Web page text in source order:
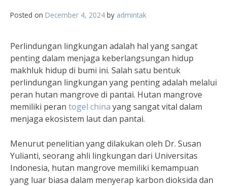
Posted on December 4, 2024 by admintak
Perlindungan lingkungan adalah hal yang sangat
penting dalam menjaga keberlangsungan hidup
makhluk hidup di bumi ini. Salah satu bentuk
perlindungan lingkungan yang penting adalah melalui
peran hutan mangrove di pantai. Hutan mangrove
memiliki peran togel china yang sangat vital dalam
menjaga ekosistem laut dan pantai.
Menurut penelitian yang dilakukan oleh Dr. Susan
Yulianti, seorang ahli lingkungan dari Universitas
Indonesia, hutan mangrove memiliki kemampuan
yang luar biasa dalam menyerap karbon dioksida dan